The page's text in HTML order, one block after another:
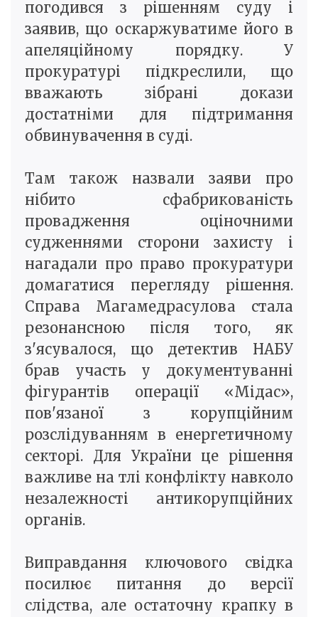
погодився з рішенням суду і
заявив, що оскаржуватиме його в
апеляційному порядку. У
прокуратурі підкреслили, що
вважають зібрані докази
достатніми для підтримання
обвинувачення в суді.
Там також назвали заяви про
нібито сфабрикованість
провадження оціночними
судженнями сторони захисту і
нагадали про право прокуратури
домагатися перегляду рішення.
Справа Магамедрасулова стала
резонансною після того, як
з'ясувалося, що детектив НАБУ
брав участь у документуванні
фігурантів операції «Мідас»,
пов'язаної з корупційним
розслідуванням в енергетичному
секторі. Для України це рішення
важливе на тлі конфлікту навколо
незалежності антикорупційних
органів.
Виправдання ключового свідка
посилює питання до версії
слідства, але остаточну крапку в